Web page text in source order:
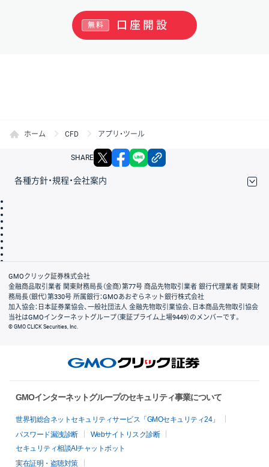
口座開設
無料
ホーム CFD アプリ・ツール
SHARE X facebook
各種方針・規程・会社案内
会社案内
GMOクリック証券株式会社
金融商品取引業者 関東財務局長（金商）第77号 商品先物取引業者 銀行代理業者 関東財
務局長（銀代）第330号 所属銀行：GMOあおぞらネット銀行株式会社
加入協会：日本証券業協会、一般社団法人 金融先物取引業協会、日本商品先物取引協会
当社はGMOインターネットグループ（東証プライム上場9449）のメンバーです。
© GMO CLICK Securities, Inc.
GMOインターネットグループのセキュリティ事業について
世界初総合ネットセキュリティサービス「GMOセキュリティ24」
パスワード漏洩診断
Webサイトリスク診断
セキュリティ相談AIチャットボット
実在証明・盗聴対策